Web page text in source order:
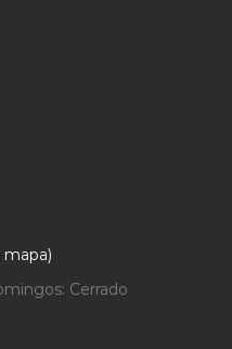
mapa)
Cerrado